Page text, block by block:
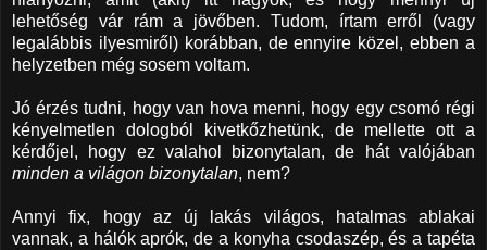
lehetőség vár rám a jövőben. Tudom, írtam erről (vagy
legalábbis ilyesmiről) korábban, de ennyire közel, ebben a
helyzetben még sosem voltam.
Jó érzés tudni, hogy van hova menni, hogy egy csomó régi
kényelmetlen dologból kivetkőzhetünk, de mellette ott a
kérdőjel, hogy ez valahol bizonytalan, de hát valójában
minden a világon bizonytalan, nem?
Annyi fix, hogy az új lakás világos, hatalmas ablakai
vannak, a hálók aprók, de a konyha csodaszép, és a tapéta